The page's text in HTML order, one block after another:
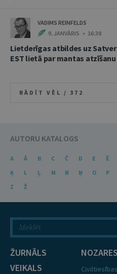
VADIMS REINFELDS
9. JANVĀRIS • 16:38
Lietderīgas atbildes uz
EST lietā par mantas
RĀDĪT VĒL / 372
AUTORU KATALOGS
A Ā B C Č D E Ē
Ķ
L Ļ M N Ņ O P
Z
Ž
ŽURNĀLS
VEIKALS
NOZARES
Civiltiesības